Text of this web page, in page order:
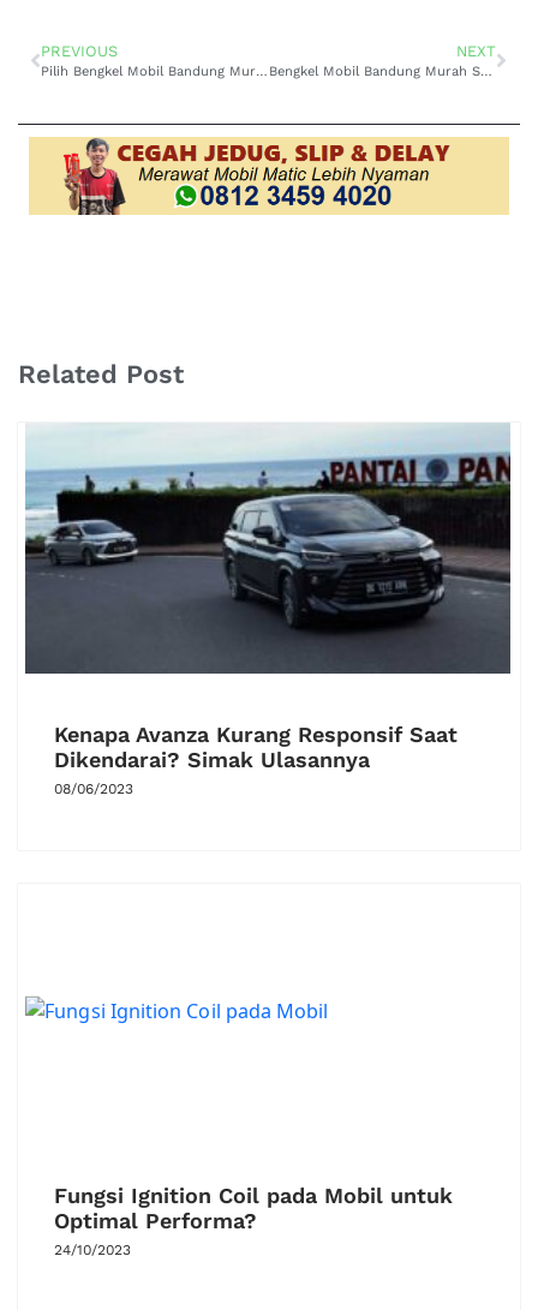
PREVIOUS
Pilih Bengkel Mobil Bandung Murah Dengan Hasil Maksimal
NEXT
Bengkel Mobil Bandung Murah Solusi Cerdas Perawatan Hemat
Related Post
Kenapa Avanza Kurang Responsif Saat
Dikendarai? Simak Ulasannya
08/06/2023
Fungsi Ignition Coil pada Mobil untuk
Optimal Performa?
24/10/2023